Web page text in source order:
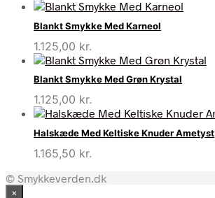
Blankt Smykke Med Karneol
1.125,00 kr.
Blankt Smykke Med Grøn Krystal
1.125,00 kr.
Halskæde Med Keltiske Knuder Ametyst
1.165,50 kr.
© Smykkeverden.dk
×